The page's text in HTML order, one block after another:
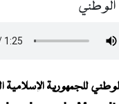
الوطني
للجمهورية الإسلامية